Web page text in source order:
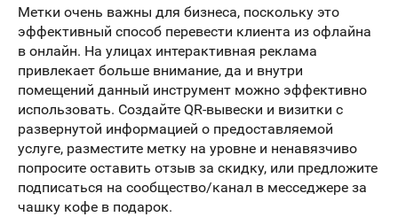
Метки очень важны для бизнеса, поскольку это
эффективный способ перевести клиента из офлайна
в онлайн. На улицах интерактивная реклама
привлекает больше внимание, да и внутри
помещений данный инструмент можно эффективно
использовать. Создайте QR-вывески и визитки с
развернутой информацией о предоставляемой
услуге, разместите метку на уровне и ненавязчиво
попросите оставить отзыв за скидку, или предложите
подписаться на сообщество/канал в месседжере за
чашку кофе в подарок.